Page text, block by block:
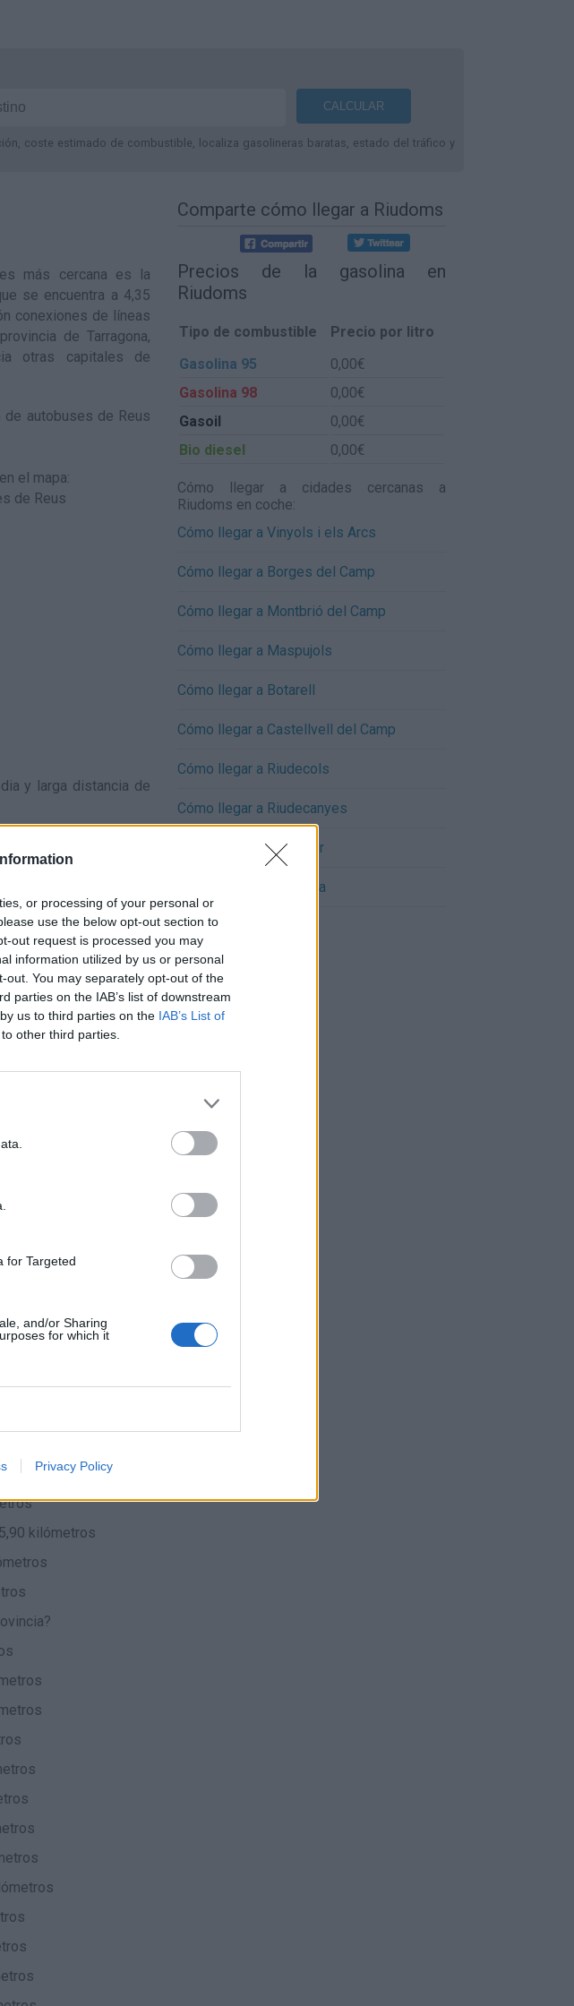
or processing of your personal or
use the below opt-out section to
out request is processed you may
information utilized by us or personal
You may separately opt-out of the
parties on the IAB’s list of downstream
us to third parties on the IAB’s List of
other third parties.
for Targeted
and/or Sharing
for which it
Privacy Policy
coste estimado de combustible, localiza gasolineras baratas, estado del tráfico y
más cercana es la
se encuentra a 4,35
conexiones de líneas
de Tarragona,
otras capitales de
autobuses de Reus
el mapa:
y larga distancia de
kilómetros
kilómetros
Comparte cómo llegar a Riudoms
Precios de la gasolina en
Riudoms
Tipo de combustible
Precio por litro
Gasolina 95
0,00€
Gasolina 98
0,00€
Gasoil
0,00€
Bio diesel
0,00€
Cómo llegar a cidades cercanas a
Riudoms en coche:
Cómo llegar a Vinyols i els Arcs
Cómo llegar a Borges del Camp
Cómo llegar a Montbrió del Camp
Cómo llegar a Maspujols
Cómo llegar a Botarell
Cómo llegar a Castellvell del Camp
Cómo llegar a Riudecols
Cómo llegar a Riudecanyes
Cómo llegar a Almoster
Cómo llegar a Vila-seca